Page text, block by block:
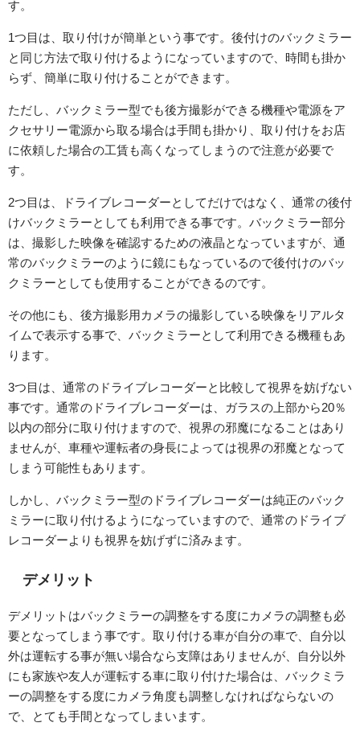
す。
1つ目は、取り付けが簡単という事です。後付けのバックミラー
と同じ方法で取り付けるようになっていますので、時間も掛か
らず、簡単に取り付けることができます。
ただし、バックミラー型でも後方撮影ができる機種や電源をア
クセサリー電源から取る場合は手間も掛かり、取り付けをお店
に依頼した場合の工賃も高くなってしまうので注意が必要で
す。
2つ目は、ドライブレコーダーとしてだけではなく、通常の後付
けバックミラーとしても利用できる事です。バックミラー部分
は、撮影した映像を確認するための液晶となっていますが、通
常のバックミラーのように鏡にもなっているので後付けのバッ
クミラーとしても使用することができるのです。
その他にも、後方撮影用カメラの撮影している映像をリアルタ
イムで表示する事で、バックミラーとして利用できる機種もあ
ります。
3つ目は、通常のドライブレコーダーと比較して視界を妨げない
事です。通常のドライブレコーダーは、ガラスの上部から20％
以内の部分に取り付けますので、視界の邪魔になることはあり
ませんが、車種や運転者の身長によっては視界の邪魔となって
しまう可能性もあります。
しかし、バックミラー型のドライブレコーダーは純正のバック
ミラーに取り付けるようになっていますので、通常のドライブ
レコーダーよりも視界を妨げずに済みます。
デメリット
デメリットはバックミラーの調整をする度にカメラの調整も必
要となってしまう事です。取り付ける車が自分の車で、自分以
外は運転する事が無い場合なら支障はありませんが、自分以外
にも家族や友人が運転する車に取り付けた場合は、バックミラ
ーの調整をする度にカメラ角度も調整しなければならないの
で、とても手間となってしまいます。